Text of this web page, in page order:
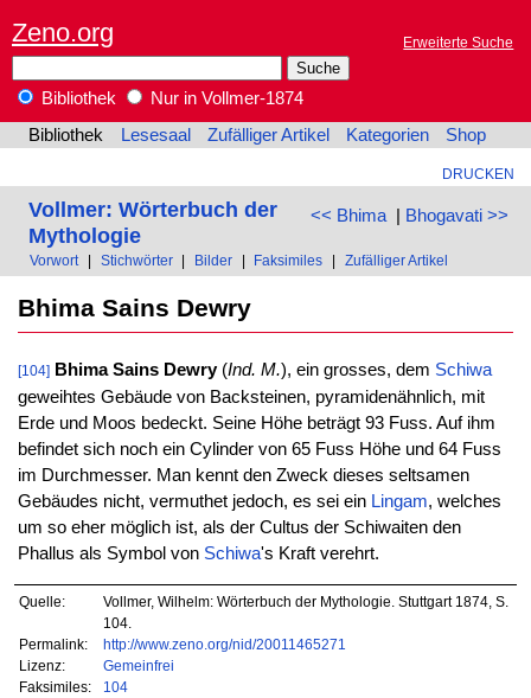
Zeno.org Erweiterte Suche
Bibliothek
Nur in Vollmer-1874
Bibliothek
Lesesaal Zufälliger Artikel Kategorien Shop
DRUCKEN
<< Bhima| Bhogavati >>
Vollmer: Wörterbuch der
Mythologie
Vorwort Stichwörter Bilder Faksimiles Zufälliger Artikel
Bhima Sains Dewry
[104] Bhima Sains Dewry(Ind. M.), ein grosses, dem Schiwa
geweihtes Gebäude von Backsteinen, pyramidenähnlich, mit
Erde und Moos bedeckt. Seine Höhe beträgt 93 Fuss. Auf ihm
befindet sich noch ein Cylinder von 65 Fuss Höhe und 64 Fuss
im Durchmesser. Man kennt den Zweck dieses seltsamen
Gebäudes nicht, vermuthet jedoch, es sei ein Lingam, welches
um so eher möglich ist, als der Cultus der Schiwaiten den
Phallus als Symbol von Schiwa's Kraft verehrt.
Quelle:
Vollmer, Wilhelm: Wörterbuch der Mythologie. Stuttgart 1874, S.
104.
Permalink:
http://www.zeno.org/nid/20011465271
Lizenz:
Gemeinfrei
Faksimiles:
104